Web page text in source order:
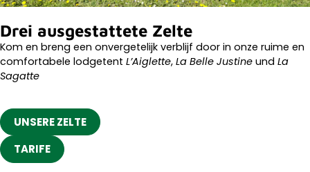
Drei ausgestattete Zelte
Kom en breng een onvergetelijk verblijf door in onze ruime en
comfortabele lodgetent L’Aiglette, La Belle Justine und La
Sagatte
UNSERE ZELTE
TARIFE